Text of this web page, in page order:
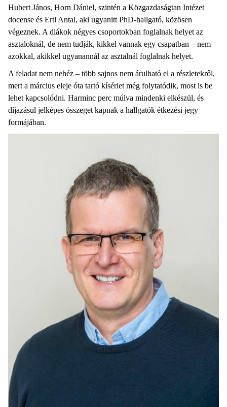
Hubert János, Horn Dániel, szintén a Közgazdaságtan Intézet
docense és Ertl Antal, aki ugyanitt PhD-hallgató, közösen
végeznek. A diákok négyes csoportokban foglalnak helyet az
asztaloknál, de nem tudják, kikkel vannak egy csapatban – nem
azokkal, akikkel ugyanannál az asztalnál foglalnak helyet.
A feladat nem nehéz – több sajnos nem árulható el a részletekről,
mert a március eleje óta tartó kísérlet még folytatódik, most is be
lehet kapcsolódni. Harminc perc múlva mindenki elkészül, és
díjazásul jelképes összeget kapnak a hallgatók étkezési jegy
formájában.